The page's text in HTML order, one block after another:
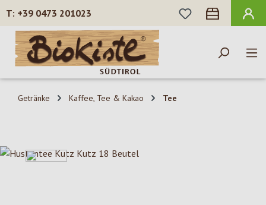
Zum Hauptinhalt springen
+39 0473 201023
DU HAST 0
Getränke Kaffee, Tee & Kakao Tee
Bildergalerie überspringen